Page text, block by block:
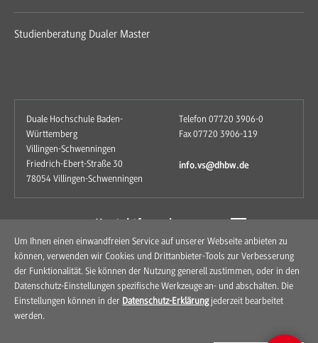
Studienberatung Dualer Master
Duale Hochschule Baden-
Württemberg
Villingen-Schwenningen
Friedrich-Ebert-Straße 30
78054 Villingen-Schwenningen
Telefon 07720 3906-0
Fax 07720 3906-119
info.vs@dhbw.de
zum Kontaktformular
Um Ihnen einen einwandfreien Service auf unserer Webseite anbieten zu
können, verwenden wir Cookies und Drittanbieter-Tools zur Verbesserung
der Funktionalität. Sie können der Nutzung generell zustimmen, oder in den
Datenschutz-Einstellungen spezifische Werkzeuge an- und abschalten. Die
Einstellungen können in der Datenschutz-Erklärungjederzeit bearbeitet
werden.